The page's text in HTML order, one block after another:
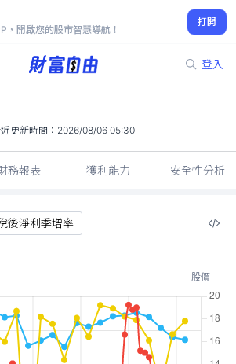
，開啟您的股市智慧導航！
打開
登入
6.95
-0.14%
更新時間： 2026/08/06 05:30
務報表 獲利能力 安全性分析
後淨利季增率